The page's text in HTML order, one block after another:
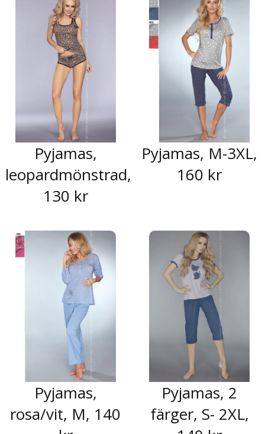
Pyjamas,
leopardmönstrad,
130 kr
Pyjamas, M-3XL,
160 kr
Pyjamas,
rosa/vit, M, 140
Pyjamas, 2
färger, S- 2XL,